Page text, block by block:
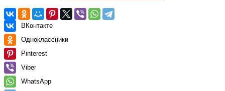
ВКонтакте
Одноклассники
Pinterest
Viber
WhatsApp